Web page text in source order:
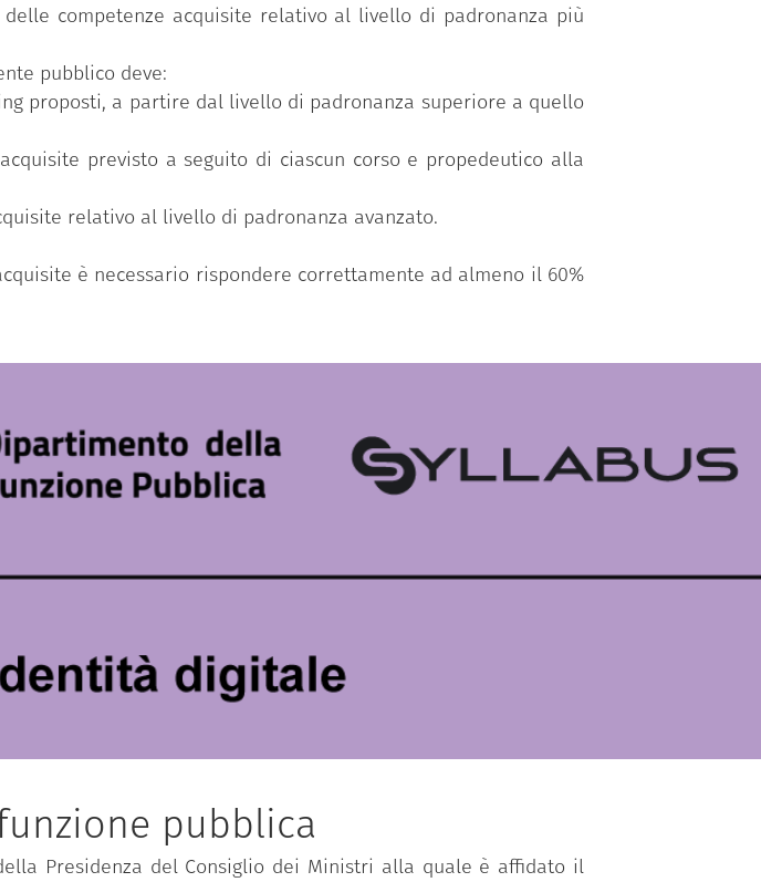
competenze acquisite relativo al livello di padronanza più
pubblico deve:
proposti, a partire dal livello di padronanza superiore a quello
previsto a seguito di ciascun corso e propedeutico alla
relativo al livello di padronanza avanzato.
è necessario rispondere correttamente ad almeno il 60%
pubblica
Presidenza del Consiglio dei Ministri alla quale è affidato il